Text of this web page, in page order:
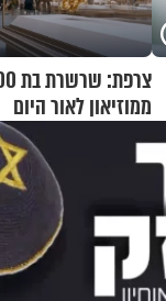
ממוזיאון לאור היום